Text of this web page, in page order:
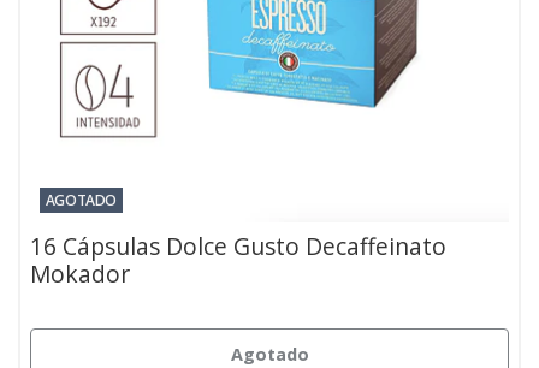
AGOTADO
16 Cápsulas Dolce Gusto Decaffeinato
Mokador
Agotado